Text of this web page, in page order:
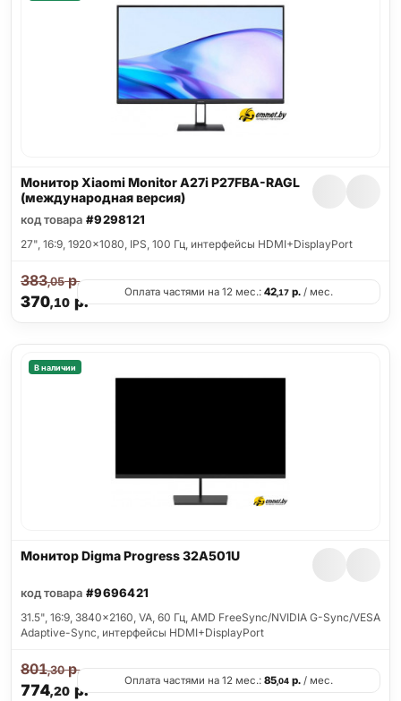
Монитор Xiaomi Monitor A27i P27FBA-RAGL
(международная версия)
код товара #9298121
27", 16:9, 1920x1080, IPS, 100 Гц, интерфейсы HDMI+DisplayPort
370,10р.
383,05р.
Оплата частями на 12 мес.: 42,17 р. / мес.
В наличии
Монитор Digma Progress 32A501U
код товара #9696421
31.5", 16:9, 3840x2160, VA, 60 Гц, AMD FreeSync/NVIDIA G-Sync/VESA
Adaptive-Sync, интерфейсы HDMI+DisplayPort
774,20р.
801,30р.
Оплата частями на 12 мес.: 85,04 р. / мес.